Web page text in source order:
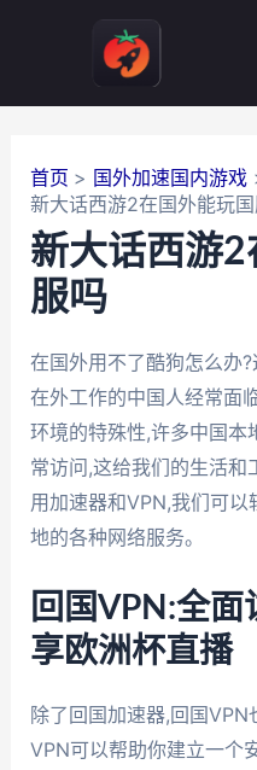
首页
国外加速国内游戏
新大话西游2在国外能玩
新大话西游2
服吗
在国外用不了酷狗怎么办
在外工作的中国人经常面
环境的特殊性,许多中国本
常访问,这给我们的生活
用加速器和VPN,我们可
地的各种网络服务。
回国VPN:全
享欧洲杯直播
除了回国加速器,回国VPN
VPN可以帮助你建立一个